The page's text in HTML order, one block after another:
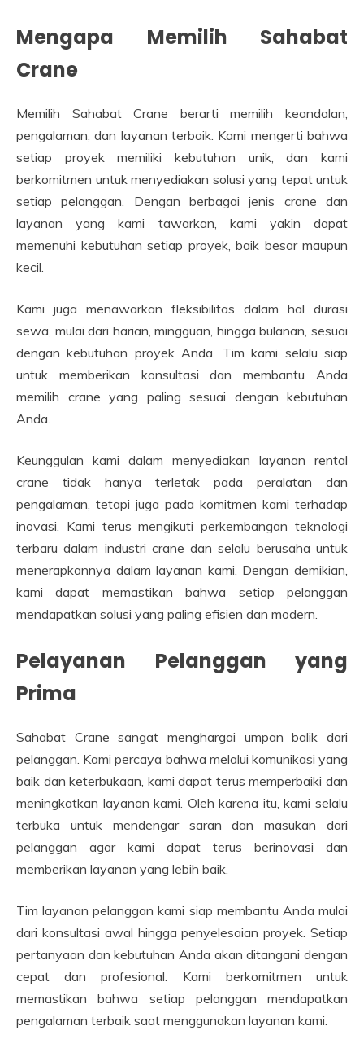
Mengapa Memilih Sahabat
Crane
Memilih Sahabat Crane berarti memilih keandalan,
pengalaman, dan layanan terbaik. Kami mengerti bahwa
setiap proyek memiliki kebutuhan unik, dan kami
berkomitmen untuk menyediakan solusi yang tepat untuk
setiap pelanggan. Dengan berbagai jenis crane dan
layanan yang kami tawarkan, kami yakin dapat
memenuhi kebutuhan setiap proyek, baik besar maupun
kecil.
Kami juga menawarkan fleksibilitas dalam hal durasi
sewa, mulai dari harian, mingguan, hingga bulanan, sesuai
dengan kebutuhan proyek Anda. Tim kami selalu siap
untuk memberikan konsultasi dan membantu Anda
memilih crane yang paling sesuai dengan kebutuhan
Anda.
Keunggulan kami dalam menyediakan layanan rental
crane tidak hanya terletak pada peralatan dan
pengalaman, tetapi juga pada komitmen kami terhadap
inovasi. Kami terus mengikuti perkembangan teknologi
terbaru dalam industri crane dan selalu berusaha untuk
menerapkannya dalam layanan kami. Dengan demikian,
kami dapat memastikan bahwa setiap pelanggan
mendapatkan solusi yang paling efisien dan modern.
Pelayanan Pelanggan yang
Prima
Sahabat Crane sangat menghargai umpan balik dari
pelanggan. Kami percaya bahwa melalui komunikasi yang
baik dan keterbukaan, kami dapat terus memperbaiki dan
meningkatkan layanan kami. Oleh karena itu, kami selalu
terbuka untuk mendengar saran dan masukan dari
pelanggan agar kami dapat terus berinovasi dan
memberikan layanan yang lebih baik.
Tim layanan pelanggan kami siap membantu Anda mulai
dari konsultasi awal hingga penyelesaian proyek. Setiap
pertanyaan dan kebutuhan Anda akan ditangani dengan
cepat dan profesional. Kami berkomitmen untuk
memastikan bahwa setiap pelanggan mendapatkan
pengalaman terbaik saat menggunakan layanan kami.